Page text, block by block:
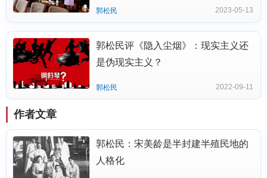
郭松民 2023-05-13
郭松民评《隐入尘烟》：现实主义还
是伪现实主义？
郭松民 2022-09-11
作者文章
郭松民：宋美龄是半封建半殖民地的
人格化